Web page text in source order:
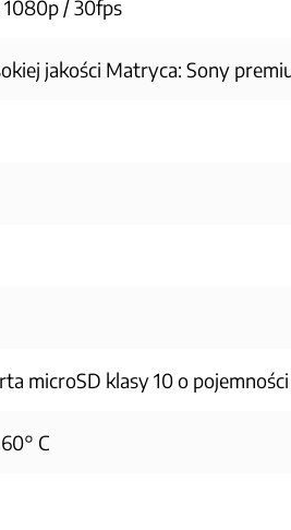
1080p / 30fps
jakości Matryca: Sony
microSD klasy 10 o pojemności
C